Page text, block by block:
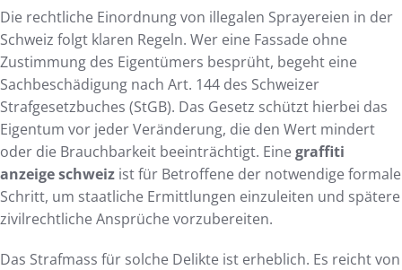
Die rechtliche Einordnung von illegalen Sprayereien in der
Schweiz folgt klaren Regeln. Wer eine Fassade ohne
Zustimmung des Eigentümers besprüht, begeht eine
Sachbeschädigung nach Art. 144 des Schweizer
Strafgesetzbuches (StGB). Das Gesetz schützt hierbei das
Eigentum vor jeder Veränderung, die den Wert mindert
oder die Brauchbarkeit beeinträchtigt. Einegraffiti
anzeige schweiz ist für Betroffene der notwendige formale
Schritt, um staatliche Ermittlungen einzuleiten und spätere
zivilrechtliche Ansprüche vorzubereiten.
Das Strafmass für solche Delikte ist erheblich. Es reicht von